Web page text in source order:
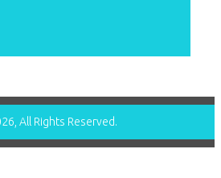
All Rights Reserved.